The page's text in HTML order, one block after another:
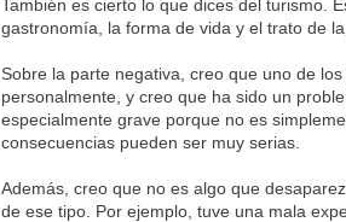
También es cierto lo que dices del turismo.
gastronomía, la forma de vida y el trato de
Sobre la parte negativa, creo que uno de
personalmente, y creo que ha sido un
especialmente grave porque no es
consecuencias pueden ser muy serias.
Además, creo que no es algo que
de ese tipo. Por ejemplo, tuve una mala